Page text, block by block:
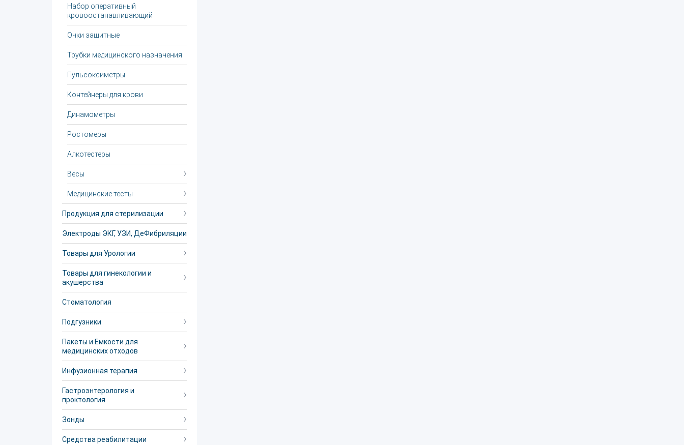
Набор оперативный
кровоостанавливающий
Очки защитные
Трубки медицинского назначения
Пульсоксиметры
Контейнеры для крови
Динамометры
Ростомеры
Алкотестеры
Весы
Медицинские тесты
Продукция для стерилизации
Электроды ЭКГ, УЗИ, ДеФибриляции
Товары для Урологии
Товары для гинекологии и
акушерства
Стоматология
Подгузники
Пакеты и Емкости для
медицинских отходов
Инфузионная терапия
Гастроэнтерология и
проктология
Зонды
Средства реабилитации